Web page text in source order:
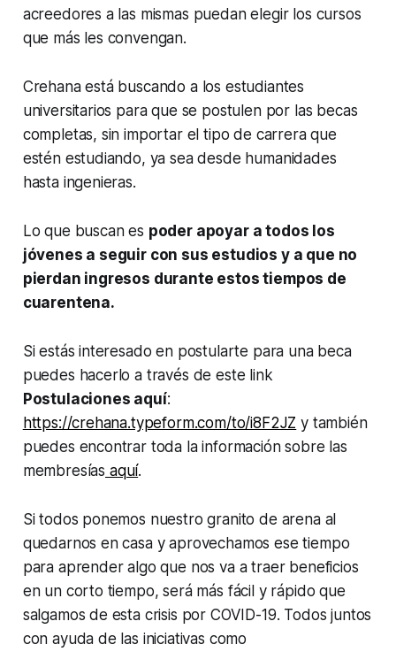
acreedores a las mismas puedan elegir los cursos
que más les convengan.
Crehana está buscando a los estudiantes
universitarios para que se postulen por las becas
completas, sin importar el tipo de carrera que
estén estudiando, ya sea desde humanidades
hasta ingenieras.
Lo que buscan es poder apoyar a todos los
jóvenes a seguir con sus estudios y a que no
pierdan ingresos durante estos tiempos de
cuarentena.
Si estás interesado en postularte para una beca
puedes hacerlo a través de este link
Postulaciones aquí:
https://crehana.typeform.com/to/i8F2JZ y también
puedes encontrar toda la información sobre las
membresías aquí.
Si todos ponemos nuestro granito de arena al
quedarnos en casa y aprovechamos ese tiempo
para aprender algo que nos va a traer beneficios
en un corto tiempo, será más fácil y rápido que
salgamos de esta crisis por COVID-19. Todos juntos
con ayuda de las iniciativas como